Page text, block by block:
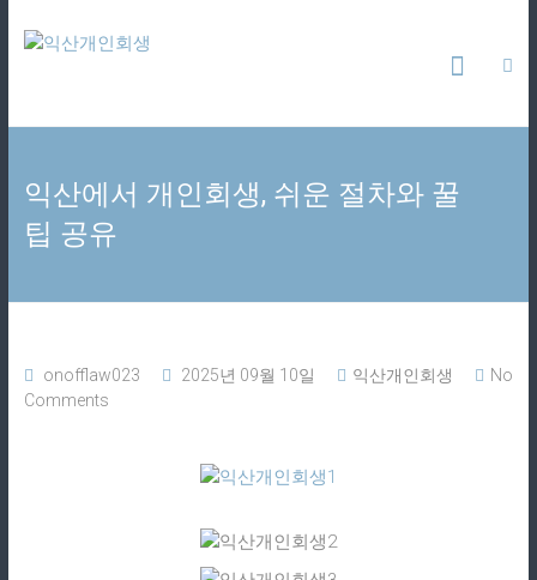
익
인
365
일
익산에서 개인회생, 쉬운 절차와 꿀
팁 공유
onofflaw023 2025년 09월 10일 익산개인회생
No
Comments